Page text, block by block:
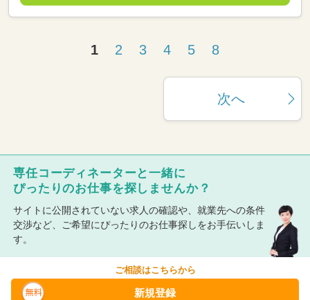
1 2 3 4 5 8
次へ
専任コーディネーターと一緒に
ぴったりのお仕事を探しませんか？
サイトに公開されていない求人の確認や、就業先への条件
交渉など、ご希望にぴったりのお仕事探しをお手伝いしま
す。
ご相談はこちらから
新規登録